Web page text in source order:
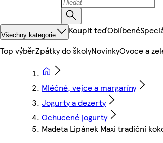
Všechny kategorie Koupit teďOblíbené
Top výběrZpátky do školyNovinkyOvoce a
Mléčné, vejce a margaríny
Jogurty a dezerty
Ochucené jogurty
Madeta Lipánek Maxi tradiční